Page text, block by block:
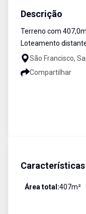
Descrição
Terreno com
Loteamento
São Francisco,
Compartilhar
Características
Área total:407m²